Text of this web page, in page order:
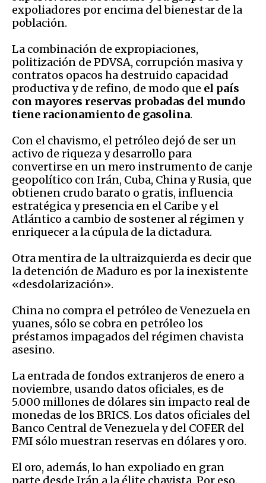
expoliadores por encima del bienestar de la
población.
​La combinación de expropiaciones,
politización de PDVSA, corrupción masiva y
contratos opacos ha destruido capacidad
productiva y de refino, de modo que el país
con mayores reservas probadas del mundo
tiene racionamiento de gasolina.
​Con el chavismo, el petróleo dejó de ser un
activo de riqueza y desarrollo para
convertirse en un mero instrumento de canje
geopolítico con Irán, Cuba, China y Rusia, que
obtienen crudo barato o gratis, influencia
estratégica y presencia en el Caribe y el
Atlántico a cambio de sostener al régimen y
enriquecer a la cúpula de la dictadura.
Otra mentira de la ultraizquierda es decir que
la detención de Maduro es por la inexistente
«desdolarización».
China no compra el petróleo de Venezuela en
yuanes, sólo se cobra en petróleo los
préstamos impagados del régimen chavista
asesino.
La entrada de fondos extranjeros de enero a
noviembre, usando datos oficiales, es de
5.000 millones de dólares sin impacto real de
monedas de los BRICS. Los datos oficiales del
Banco Central de Venezuela y del COFER del
FMI sólo muestran reservas en dólares y oro.
El oro, además, lo han expoliado en gran
parte desde Irán a la élite chavista. Por eso